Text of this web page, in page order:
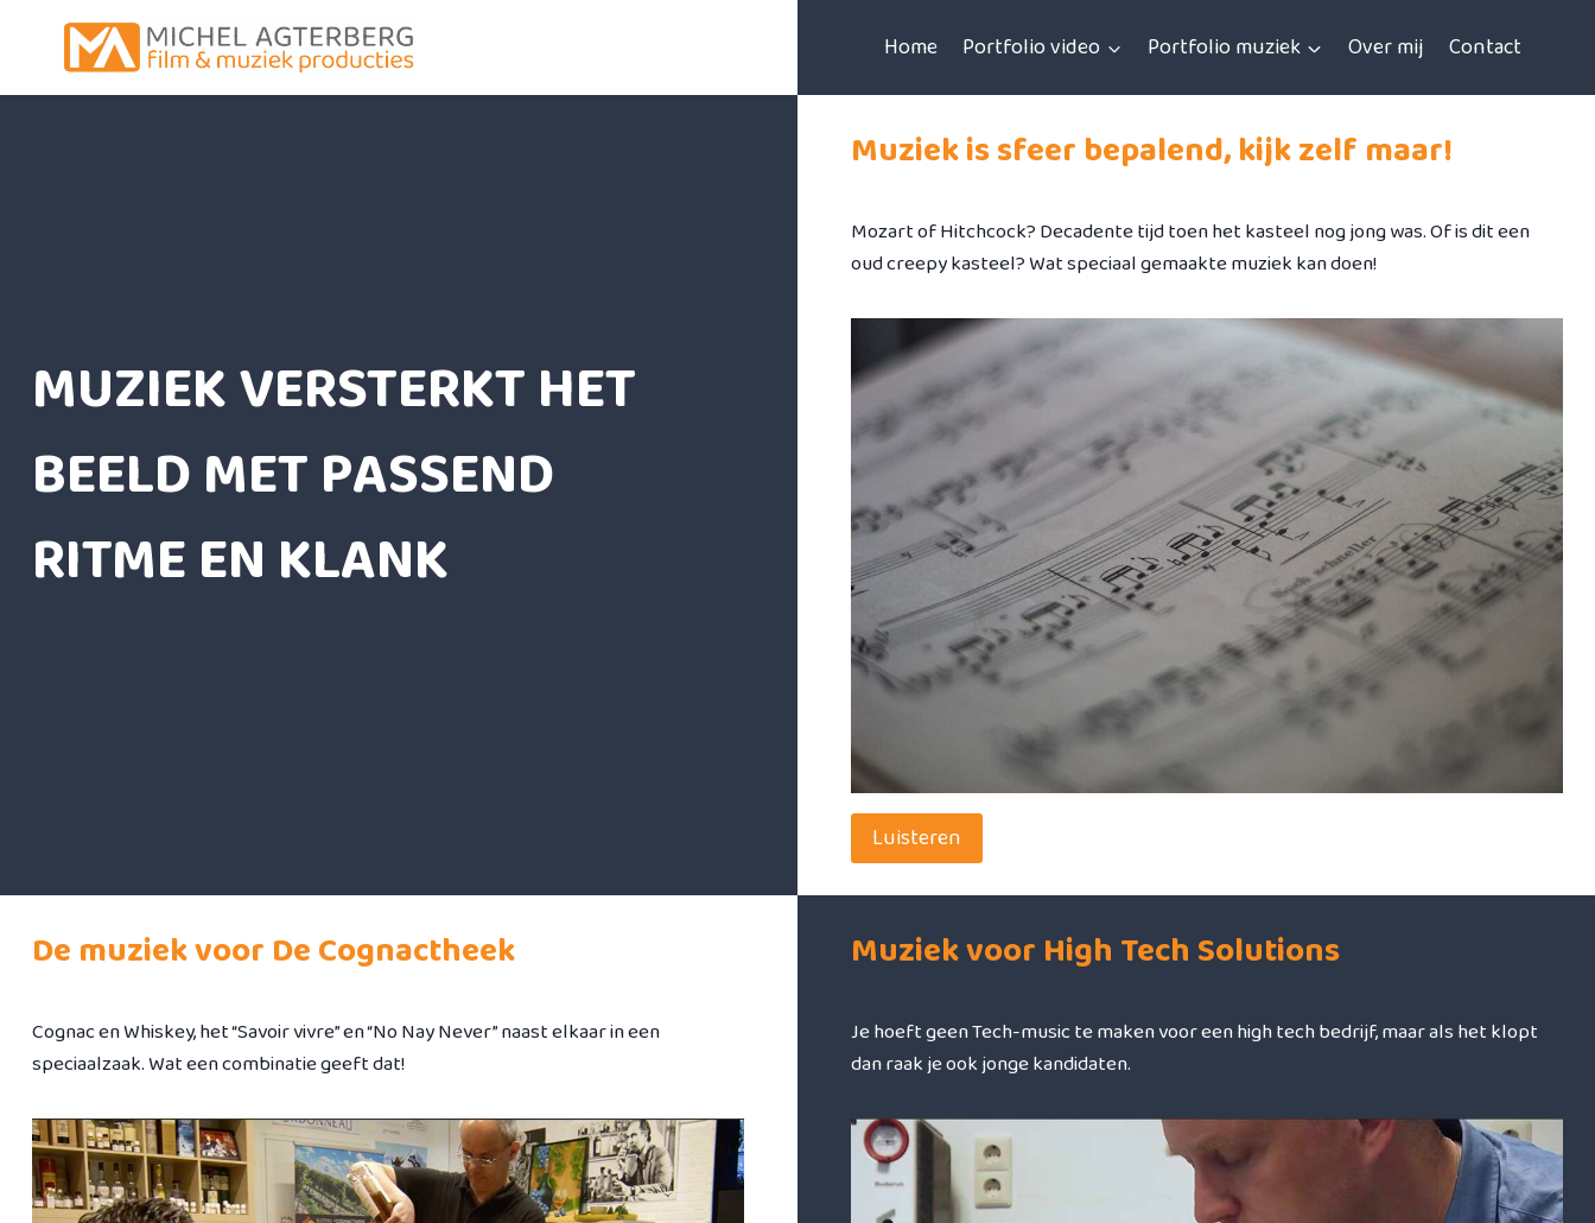
Doorgaan
Home Portfolio video Portfolio muziek Over mij Contact
MUZIEK VERSTERKT HET
BEELD MET PASSEND
RITME EN KLANK
Muziek is sfeer bepalend, kijk zelf maar!
Mozart of Hitchcock? Decadente tijd toen het kasteel nog jong was. Of is dit een
oud creepy kasteel? Wat speciaal gemaakte muziek kan doen!
Luisteren
De muziek voor De Cognactheek
Cognac en Whiskey, het “Savoir vivre” en “No Nay Never” naast elkaar in een
speciaalzaak. Wat een combinatie geeft dat!
Muziek voor High Tech Solutions
Je hoeft geen Tech-music te maken voor een high tech bedrijf, maar als het klopt
dan raak je ook jonge kandidaten.